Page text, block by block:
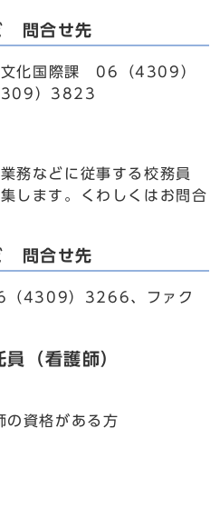
問合せ先
化国際課 06（4309）
）3823
務などに従事する校務員
します。くわしくはお問合
問合せ先
4309）3266、ファク
（看護師）
資格がある方